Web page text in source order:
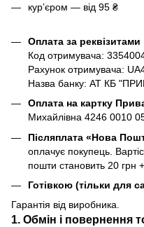
курʼєром — від 95 ₴
Оплата за реквізитами
Код отримувача:
Рахунок отримувача:
Назва банку: АТ КБ
Оплата на картку
Михайлівна 4246 0010
Післяплата «Нова
оплачує покупець.
пошти становить 20 грн
Готівкою (тільки для
Гарантія від виробника.
1. Обмін і повернення